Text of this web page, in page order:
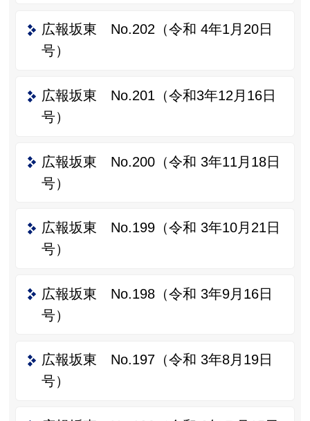
広報坂東 No.202（令和 4年1月20日
号）
広報坂東 No.201（令和3年12月16日
号）
広報坂東 No.200（令和 3年11月18日
号）
広報坂東 No.199（令和 3年10月21日
号）
広報坂東 No.198（令和 3年9月16日
号）
広報坂東 No.197（令和 3年8月19日
号）